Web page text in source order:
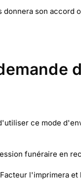
son accord
ce mode
funéraire en
l'imprimera et